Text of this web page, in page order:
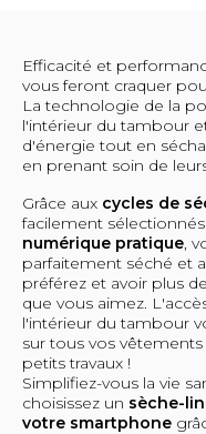
Efficacité et
vous feront craquer
La technologie de la
l'intérieur du tambour
d'énergie tout en
en prenant soin de
Grâce aux cycles de
facilement
numérique pratique,
parfaitement séché et
préférez et avoir plus
que vous aimez.
l'intérieur du tambour
sur tous vos
petits travaux !
Simplifiez-vous la vie
choisissez un sèche-
votre smartphone